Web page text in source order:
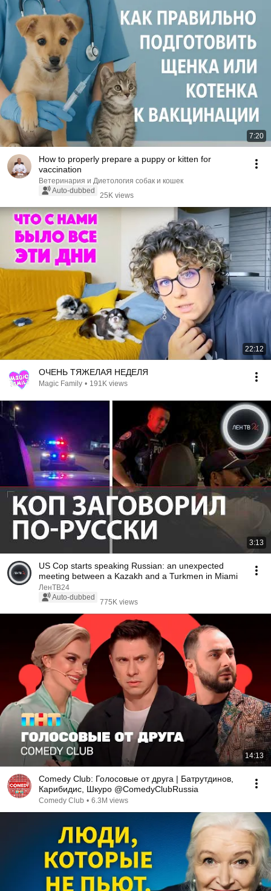
7:20
How to properly prepare a puppy or kitten for
vaccination
Ветеринария и Диетология собак и кошек
Auto-dubbed
25K views
22:12
ОЧЕНЬ ТЯЖЕЛАЯ НЕДЕЛЯ
Magic Family • 191K views
3:13
US Cop starts speaking Russian: an unexpected
meeting between a Kazakh and a Turkmen in Miami
ЛенТВ24
Auto-dubbed
775K views
14:13
Comedy Club: Голосовые от друга | Батрутдинов,
Карибидис, Шкуро @ComedyClubRussia
Comedy Club • 6.3M views